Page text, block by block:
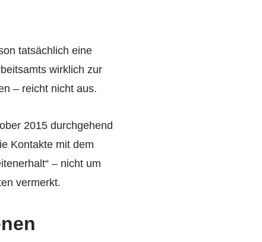
tatsächlich eine
wirklich zur
– reicht nicht aus.
2015 durchgehend
Kontakte mit dem
– nicht um
vermerkt.